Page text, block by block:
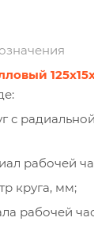
с
рабочей
круга, мм;
рабочей